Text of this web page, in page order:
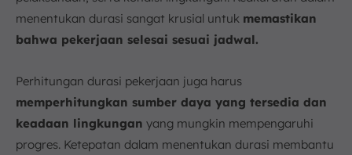
menentukan durasi sangat krusial untuk memastikan
bahwa pekerjaan selesai sesuai jadwal.
Perhitungan durasi pekerjaan juga harus
memperhitungkan sumber daya yang tersedia dan
keadaan lingkungan yang mungkin mempengaruhi
progres. Ketepatan dalam menentukan durasi membantu